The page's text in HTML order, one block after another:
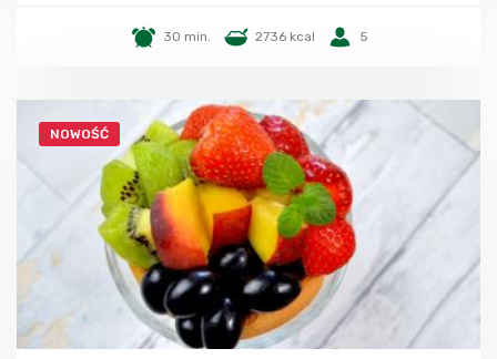
30 min. 2736 kcal 5
NOWOŚĆ